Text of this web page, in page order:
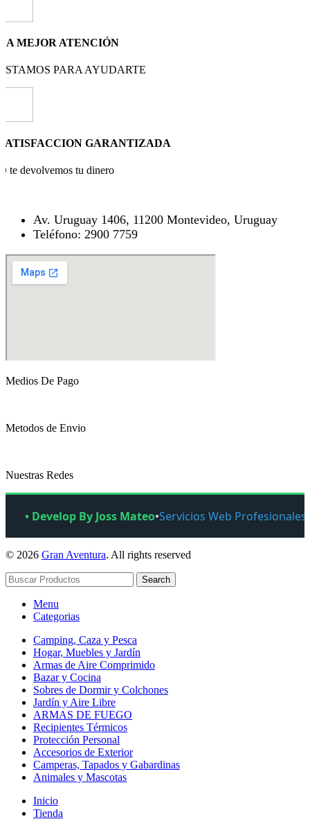
MEJOR ATENCIÓN
PARA AYUDARTE
GARANTIZADA
te devolvemos tu dinero
Av. Uruguay 1406, 11200 Montevideo, Uruguay
Teléfono: 2900 7759
Medios De Pago
Metodos de Envio
Nuestras Redes
• Develop By Joss Mateo•Servicios Web Profesionales
© 2026 Gran Aventura. All rights reserved
Search
Menu
Categorias
Camping, Caza y Pesca
Hogar, Muebles y Jardín
Armas de Aire Comprimido
Bazar y Cocina
Sobres de Dormir y Colchones
Jardín y Aire Libre
ARMAS DE FUEGO
Recipientes Térmicos
Protección Personal
Accesorios de Exterior
Camperas, Tapados y Gabardinas
Animales y Mascotas
Inicio
Tienda